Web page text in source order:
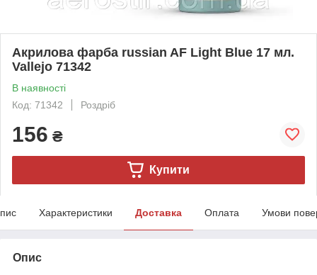
Акрилова фарба russian AF Light Blue 17 мл.
Vallejo 71342
В наявності
Код: 71342
Роздріб
156 ₴
Купити
Характеристики Доставка Оплата Умови
Опис